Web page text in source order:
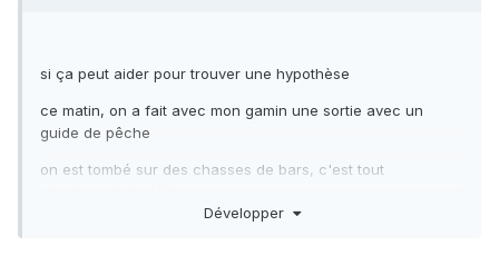
si ça peut aider pour trouver une hypothèse
ce matin, on a fait avec mon gamin une sortie avec un
guide de pêche
on est tombé sur des chasses de bars, c'est tout
Développer